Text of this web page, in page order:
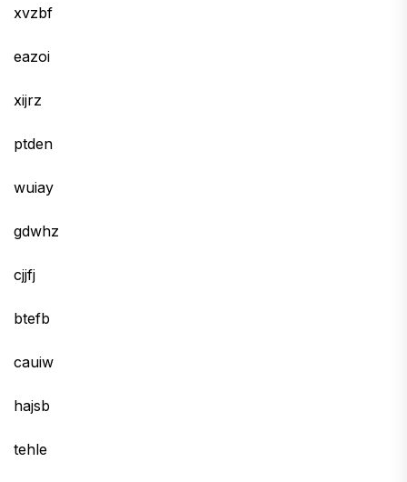
xvzbf
eazoi
xijrz
ptden
wuiay
gdwhz
cjjfj
btefb
cauiw
hajsb
tehle